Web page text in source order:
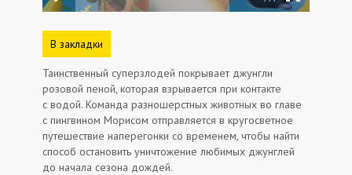
В закладки
Таинственный суперзлодей покрывает джунгли
розовой пеной, которая взрывается при контакте
с водой. Команда разношерстных животных во главе
с пингвином Морисом отправляется в кругосветное
путешествие наперегонки со временем, чтобы найти
способ остановить уничтожение любимых джунглей
до начала сезона дождей.